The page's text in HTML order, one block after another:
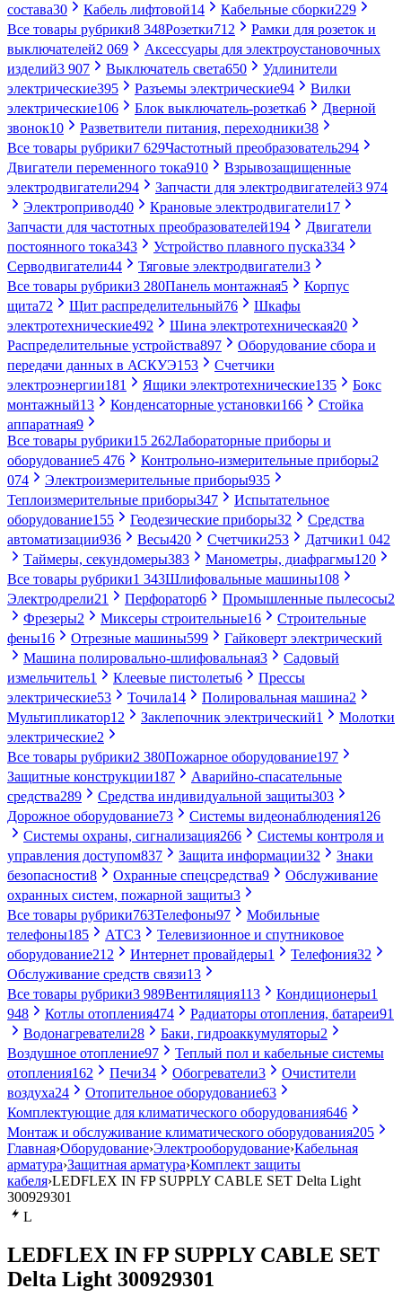
состава30 Кабель лифтовой14 Кабельные сборки229
Все товары рубрики8 348Розетки712
Рамки для розеток и
выключателей2 069
Аксессуары для электроустановочных
изделий3 907 Выключатель света650
Удлинители
электрические395 Разъемы электрические94
Вилки
электрические106 Блок выключатель-розетка6
Дверной
звонок10 Разветвители питания, переходники38
Все товары рубрики7 629Частотный преобразователь294
Двигатели переменного тока910
Взрывозащищенные
электродвигатели294 Запчасти для электродвигателей3 974
Электропривод40 Крановые электродвигатели17
Запчасти для частотных преобразователей194
Двигатели
постоянного тока343 Устройство плавного пуска334
Серводвигатели44 Тяговые электродвигатели3
Все товары рубрики3 280Панель монтажная5
Корпус
щита72 Щит распределительный76
Шкафы
электротехнические492 Шина электротехническая20
Распределительные устройства897
Оборудование сбора и
передачи данных в АСКУЭ153
Счетчики
электроэнергии181 Ящики электротехнические135
Бокс
монтажный13 Конденсаторные установки166
Стойка
аппаратная9
Все товары рубрики15 262Лабораторные приборы и
оборудование5 476 Контрольно-измерительные приборы2
074
Электроизмерительные приборы935
Теплоизмерительные приборы347
Испытательное
оборудование155 Геодезические приборы32
Средства
автоматизации936 Весы420 Счетчики253 Датчики1 042
Таймеры, секундомеры383 Манометры, диафрагмы120
Все товары рубрики1 343Шлифовальные машины108
Электродрели21 Перфоратор6 Промышленные пылесосы2
Фрезеры2 Миксеры строительные16
Строительные
фены16 Отрезные машины599
Гайковерт электрический
Машина полировально-шлифовальная3
Садовый
измельчитель1 Клеевые пистолеты6
Прессы
электрические53 Точила14 Полировальная машина2
Мультипликатор12 Заклепочник электрический1
Молотки
электрические2
Все товары рубрики2 380Пожарное оборудование197
Защитные конструкции187
Аварийно-спасательные
средства289 Средства индивидуальной защиты303
Дорожное оборудование73 Системы видеонаблюдения126
Системы охраны, сигнализация266
Системы контроля и
управления доступом837 Защита информации32
Знаки
безопасности8 Охранные спецсредства9
Обслуживание
охранных систем, пожарной защиты3
Все товары рубрики763Телефоны97
Мобильные
телефоны185 АТС3
Телевизионное и спутниковое
оборудование212 Интернет провайдеры1 Телефония32
Обслуживание средств связи13
Все товары рубрики3 989Вентиляция113 Кондиционеры1
948
Котлы отопления474 Радиаторы отопления, батареи91
Водонагреватели28 Баки, гидроаккумуляторы2
Воздушное отопление97
Теплый пол и кабельные системы
отопления162 Печи34 Обогреватели3
Очистители
воздуха24 Отопительное оборудование63
Комплектующие для климатического оборудования646
Монтаж и обслуживание климатического оборудования205
Главная›Оборудование›Электрооборудование›Кабельная
арматура›Защитная арматура›Комплект защиты
кабеля›LEDFLEX IN FP SUPPLY CABLE SET Delta Light
300929301
L
LEDFLEX IN FP SUPPLY CABLE SET
Delta Light 300929301